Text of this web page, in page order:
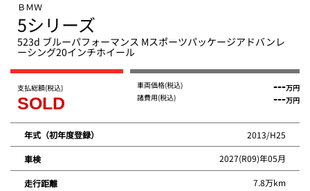
ＢＭＷ
5シリーズ
523d ブルーパフォーマンス Mスポーツパッケージアドバンレ
ーシング20インチホイール
支払総額(税込)
SOLD
車両価格(税込) ---万円
諸費用(税込) ---万円
年式（初年度登録） 2013/H25
車検 2027(R09)年05月
走行距離 7.8万km